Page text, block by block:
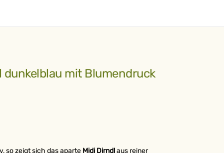
dunkelblau mit Blumendruck
so zeigt sich das aparte Midi Dirndlaus reiner